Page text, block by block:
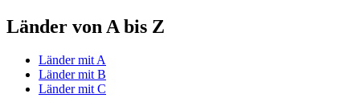
Länder von A bis Z
Länder mit A
Länder mit B
Länder mit C